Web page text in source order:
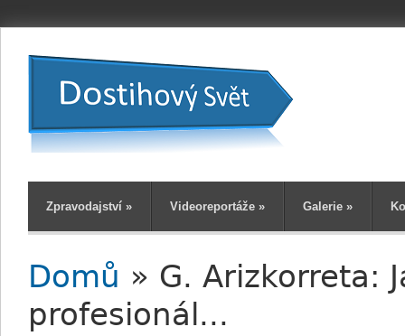
Zpravodajství » Videoreportáže » Galerie »
Jste zde
Domů » G. Arizkorreta:
profesionál...